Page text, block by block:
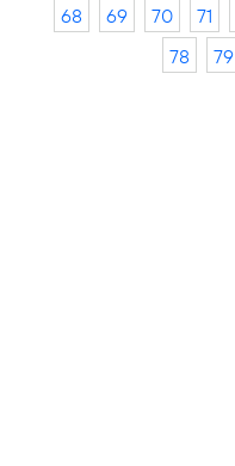
68
69 70 71
78
79